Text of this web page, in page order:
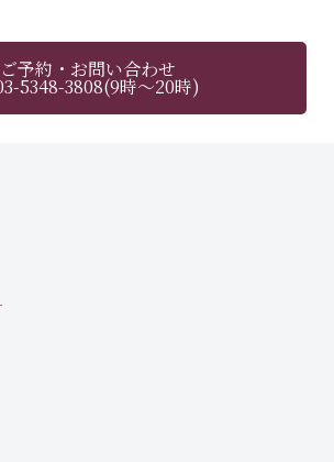
ご予約・お問い合わせ
5348-3808(9時～20時)